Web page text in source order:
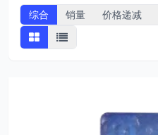
综合 销量 价格递减